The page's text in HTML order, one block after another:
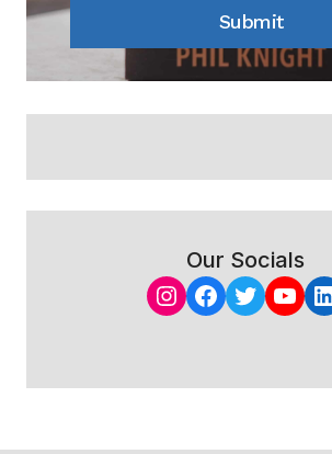
Submit
Our Socials
Instagram
Facebook
Twitter